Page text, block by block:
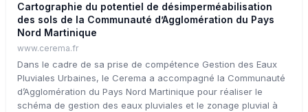
Cartographie du potentiel de désimperméabilisation
des sols de la Communauté d’Agglomération du Pays
Nord Martinique
www.cerema.fr
Dans le cadre de sa prise de compétence Gestion des Eaux
Pluviales Urbaines, le Cerema a accompagné la Communauté
d’Agglomération du Pays Nord Martinique pour réaliser le
schéma de gestion des eaux pluviales et le zonage pluvial à